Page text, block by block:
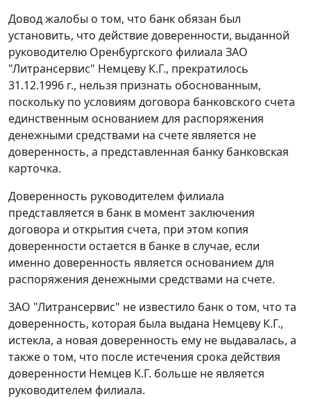
Довод жалобы о том, что банк обязан был
установить, что действие доверенности, выданной
руководителю Оренбургского филиала ЗАО
"Литрансервис" Немцеву К.Г., прекратилось
31.12.1996 г., нельзя признать обоснованным,
поскольку по условиям договора банковского счета
единственным основанием для распоряжения
денежными средствами на счете является не
доверенность, а представленная банку банковская
карточка.
Доверенность руководителем филиала
представляется в банк в момент заключения
договора и открытия счета, при этом копия
доверенности остается в банке в случае, если
именно доверенность является основанием для
распоряжения денежными средствами на счете.
ЗАО "Литрансервис" не известило банк о том, что та
доверенность, которая была выдана Немцеву К.Г.,
истекла, а новая доверенность ему не выдавалась, а
также о том, что после истечения срока действия
доверенности Немцев К.Г. больше не является
руководителем филиала.